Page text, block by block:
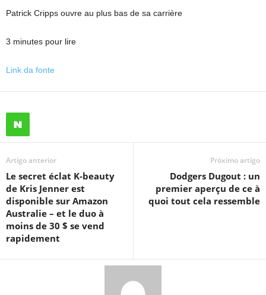
Patrick Cripps ouvre au plus bas de sa carrière
3 minutes pour lire
Link da fonte
Artigo anterior
Le secret éclat K-beauty
de Kris Jenner est
disponible sur Amazon
Australie – et le duo à
moins de 30 $ se vend
rapidement
Próximo artigo
Dodgers Dugout : un
premier aperçu de ce à
quoi tout cela ressemble